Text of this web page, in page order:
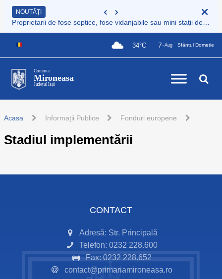
NOUTĂȚI
34°C 7-Aug Sfântul Dometie
Comuna
Mironeasa
Județul Iași
Acasa Informații Publice Fonduri europene
Stadiul implementării
CONTACT
Adresă: Str. Principală
Telefon: 0232 228.600
Fax: 0232 228.652
contact@primariamironeasa.ro